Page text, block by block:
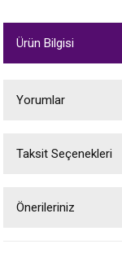
Ürün Bilgisi
Yorumlar
Taksit Seçenekleri
Önerileriniz